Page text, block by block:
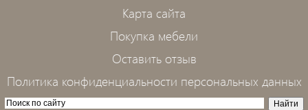
Карта сайта
Покупка мебели
Оставить отзыв
Политика конфиденциальности персональных данных